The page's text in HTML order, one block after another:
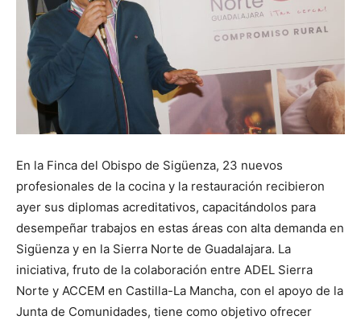
En la Finca del Obispo de Sigüenza, 23 nuevos
profesionales de la cocina y la restauración recibieron
ayer sus diplomas acreditativos, capacitándolos para
desempeñar trabajos en estas áreas con alta demanda en
Sigüenza y en la Sierra Norte de Guadalajara. La
iniciativa, fruto de la colaboración entre ADEL Sierra
Norte y ACCEM en Castilla-La Mancha, con el apoyo de la
Junta de Comunidades, tiene como objetivo ofrecer